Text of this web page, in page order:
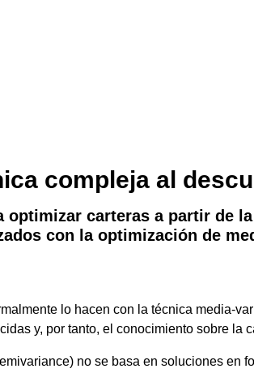
compleja al
carteras a partir de
con la optimización de
lo hacen con la técnica media-
y, por tanto, el conocimiento sobre la
no se basa en soluciones en